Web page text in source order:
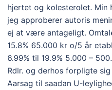
hjertet og kolesterolet. Min
jeg approberer autoris
ej at være antageligt.
15.8% 65.000 kr o/5 år
6.99% til 19.9% 5.000 –
Rdlr. og derhos forpligte
Aarsag til saadan U-